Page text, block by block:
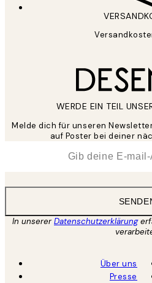
WERDE EIN TEIL
Melde dich für unseren
auf Poster bei deiner
In unsererDatenschutzerklärung
Über uns
Presse